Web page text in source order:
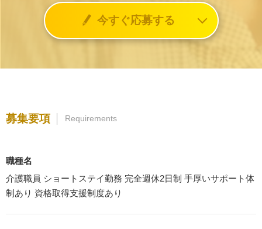
今すぐ応募する
募集要項 Requirements
職種名
介護職員 ショートステイ勤務 完全週休2日制 手厚いサポート体
制あり 資格取得支援制度あり